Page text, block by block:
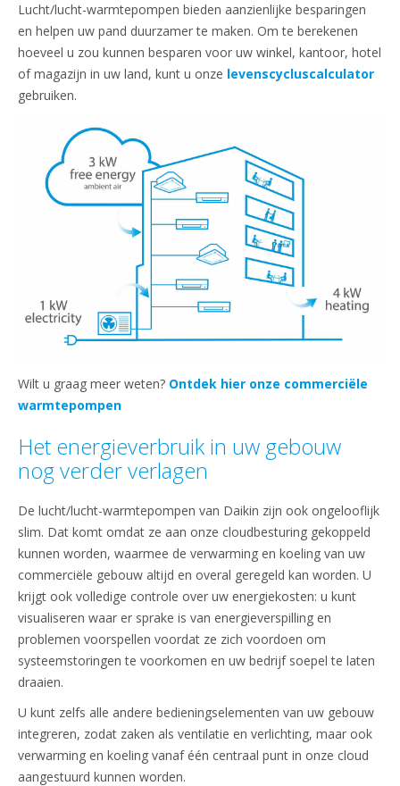
Lucht/lucht-warmtepompen bieden aanzienlijke besparingen
en helpen uw pand duurzamer te maken. Om te berekenen
hoeveel u zou kunnen besparen voor uw winkel, kantoor, hotel
of magazijn in uw land, kunt u onze levenscycluscalculator
gebruiken.
Wilt u graag meer weten? Ontdek hier onze commerciële
warmtepompen
Het energieverbruik in uw gebouw
nog verder verlagen
De lucht/lucht-warmtepompen van Daikin zijn ook ongelooflijk
slim. Dat komt omdat ze aan onze cloudbesturing gekoppeld
kunnen worden, waarmee de verwarming en koeling van uw
commerciële gebouw altijd en overal geregeld kan worden. U
krijgt ook volledige controle over uw energiekosten: u kunt
visualiseren waar er sprake is van energieverspilling en
problemen voorspellen voordat ze zich voordoen om
systeemstoringen te voorkomen en uw bedrijf soepel te laten
draaien.
U kunt zelfs alle andere bedieningselementen van uw gebouw
integreren, zodat zaken als ventilatie en verlichting, maar ook
verwarming en koeling vanaf één centraal punt in onze cloud
aangestuurd kunnen worden.